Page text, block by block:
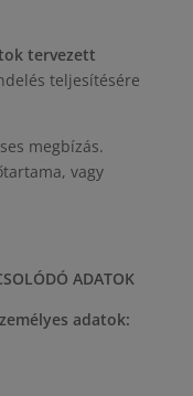
tervezett
teljesítésére
megbízás.
vagy
ADATOK
adatok: